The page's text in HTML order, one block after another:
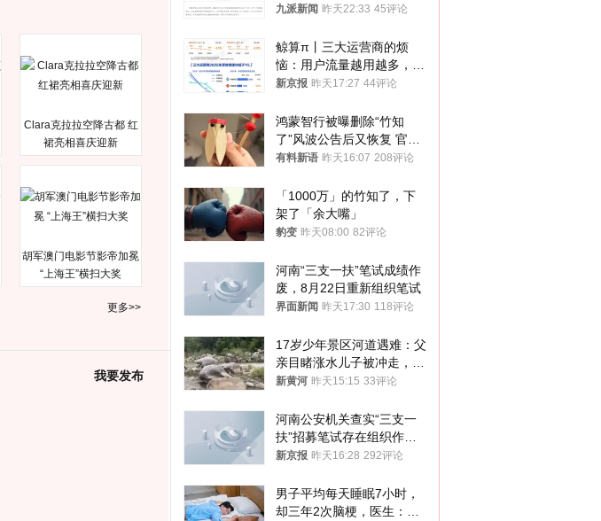
Clara克拉拉空降古都 红
裙亮相喜庆迎新
胡军澳门电影节影帝加冕
“上海王”横扫大奖
更多>>
我要发布
涉嫌非法获取国家秘密罪等
九派新闻 昨天22:33 45评论
鲸算π丨三大运营商的烦
恼：用户流量越用越多，收
入却越来越少
新京报 昨天17:27 44评论
鸿蒙智行被曝删除“竹知
了”风波公告后又恢复 官媒
曾力挺：劝华为要大度的，
有料新语 昨天16:07 208评论
「1000万」的竹知了，下
架了「余大嘴」
豹变 昨天08:00 82评论
河南“三支一扶”笔试成绩作
废，8月22日重新组织笔试
界面新闻 昨天17:30 118评论
17岁少年景区河道遇难：父
亲目睹涨水儿子被冲走，当
地排除上游泄洪，家属盼厘
新黄河 昨天15:15 33评论
河南公安机关查实“三支一
扶”招募笔试存在组织作弊
犯罪行为
新京报 昨天16:28 292评论
男子平均每天睡眠7小时，
却三年2次脑梗，医生：这